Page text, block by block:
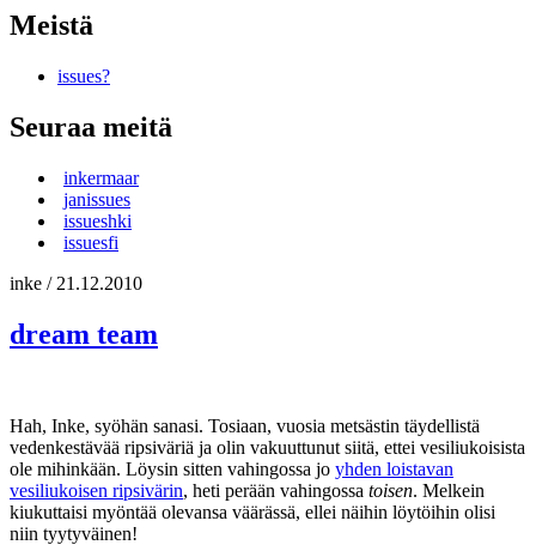
Meistä
issues?
Seuraa meitä
inkermaar
janissues
issueshki
issuesfi
inke / 21.12.2010
dream team
Hah, Inke, syöhän sanasi. Tosiaan, vuosia metsästin täydellistä
vedenkestävää ripsiväriä ja olin vakuuttunut siitä, ettei vesiliukoisista
ole mihinkään. Löysin sitten vahingossa jo yhden loistavan
vesiliukoisen ripsivärin, heti perään vahingossa toisen. Melkein
kiukuttaisi myöntää olevansa väärässä, ellei näihin löytöihin olisi
niin tyytyväinen!